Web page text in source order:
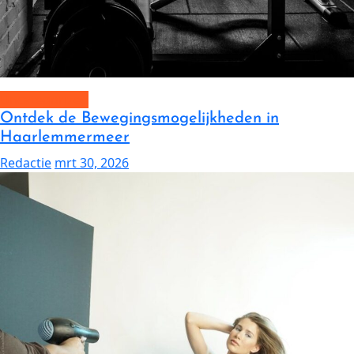
Ontdek de Bewegingsmogelijkheden in
Haarlemmermeer
Redactie mrt 30, 2026